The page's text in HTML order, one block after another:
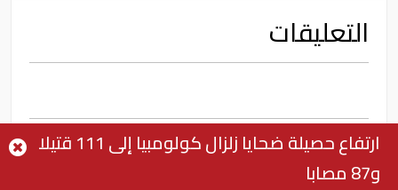
التعليقات
ارتفاع حصيلة ضحايا زلزال كولومبيا إلى 111 قتيلا
و87 مصابا